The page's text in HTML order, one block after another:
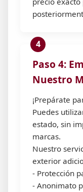
Paso 4:
Nuestro
¡Prepárate
Puedes
estado, sin
marcas.
Nuestro
exterior
- Protección
- Anonimato